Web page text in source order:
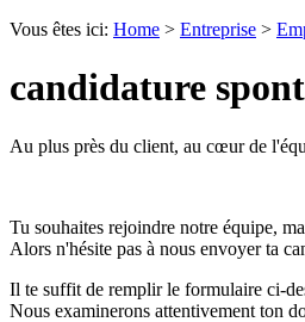
Vous êtes ici: Home > Entreprise >
candidature
Au plus près du client, au cœur de
Tu souhaites rejoindre notre équipe,
Alors n'hésite pas à nous envoyer ta
Il te suffit de remplir le formulaire ci-
Nous examinerons attentivement ton